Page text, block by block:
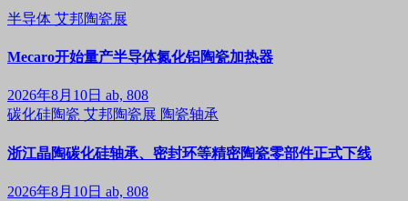
半导体 艾邦陶瓷展
Mecaro开始量产半导体氮化铝陶瓷加热器
2026年8月10日 ab, 808
碳化硅陶瓷 艾邦陶瓷展 陶瓷轴承
浙江晶陶碳化硅轴承、密封环等精密陶瓷零部件正式下线
2026年8月10日 ab, 808